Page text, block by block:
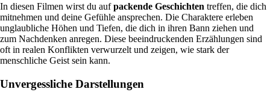
In diesen Filmen wirst du aufpackende Geschichten treffen, die dich
mitnehmen und deine Gefühle ansprechen. Die Charaktere erleben
unglaubliche Höhen und Tiefen, die dich in ihren Bann ziehen und
zum Nachdenken anregen. Diese beeindruckenden Erzählungen sind
oft in realen Konflikten verwurzelt und zeigen, wie stark der
menschliche Geist sein kann.
Unvergessliche Darstellungen